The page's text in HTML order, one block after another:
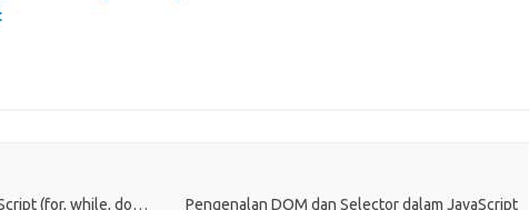
(for, while, do… Pengenalan DOM dan Selector dalam JavaScript